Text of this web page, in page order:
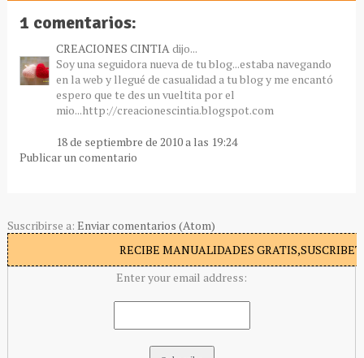
1 comentarios:
CREACIONES CINTIAdijo...
Soy una seguidora nueva de tu blog...estaba navegando
en la web y llegué de casualidad a tu blog y me encantó
espero que te des un vueltita por el
mio...http://creacionescintia.blogspot.com
18 de septiembre de 2010 a las 19:24
Publicar un comentario
Suscribirse a: Enviar comentarios (Atom)
RECIBE MANUALIDADES
Enter your email address: